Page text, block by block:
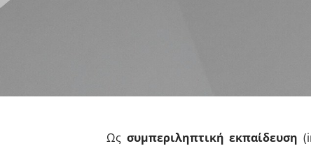
Ως συμπεριληπτική εκπαίδευση